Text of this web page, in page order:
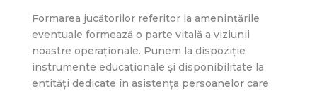
Formarea jucătorilor referitor la amenințările
eventuale formează o parte vitală a viziunii
noastre operaționale. Punem la dispoziție
instrumente educaționale și disponibilitate la
entități dedicate în asistența persoanelor care